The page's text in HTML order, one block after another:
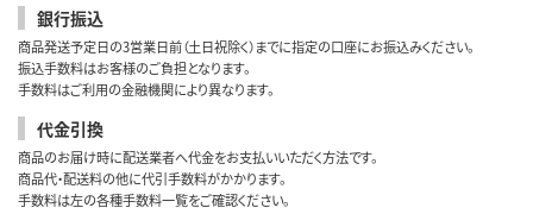
銀行振込
商品発送予定日の3営業日前（土日祝除く）までに指定の口座にお振込みください。
振込手数料はお客様のご負担となります。
手数料はご利用の金融機関により異なります。
代金引換
商品のお届け時に配送業者へ代金をお支払いいただく方法です。
商品代・配送料の他に代引手数料がかかります。
手数料は左の各種手数料一覧をご確認ください。